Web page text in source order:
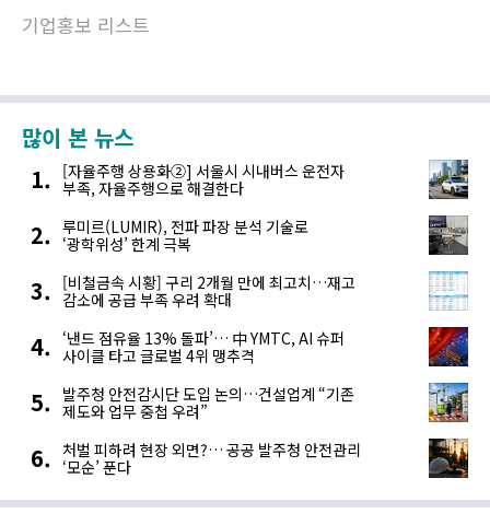
기업홍보 리스트
많이 본 뉴스
[자율주행 상용화②] 서울시 시내버스 운전자
부족, 자율주행으로 해결한다
루미르(LUMIR), 전파 파장 분석 기술로
‘광학위성’ 한계 극복
[비철금속 시황] 구리 2개월 만에 최고치…재고
감소에 공급 부족 우려 확대
‘낸드 점유율 13% 돌파’… 中 YMTC, AI 슈퍼
사이클 타고 글로벌 4위 맹추격
발주청 안전감시단 도입 논의…건설업계 “기존
제도와 업무 중첩 우려”
처벌 피하려 현장 외면?… 공공 발주청 안전관리
‘모순’ 푼다